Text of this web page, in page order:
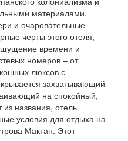
материалами.
и очаровательные
черты этого отеля,
времени и
номеров – от
люксов с
захватывающий
на спокойный,
названия, отель
условия для отдыха на
Мактан. Этот